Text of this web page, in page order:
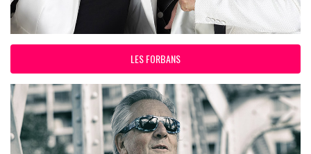
LES FORBANS